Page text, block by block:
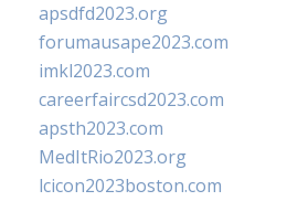
apsdfd2023.org
forumausape2023.com
imkl2023.com
careerfaircsd2023.com
apsth2023.com
MedItRio2023.org
lcicon2023boston.com